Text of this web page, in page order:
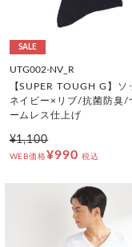
SALE
UTG002-NV_R
【SUPER TOUGH G】ソ
ネイビー×リブ/抗菌防臭/
ームレス仕上げ
¥1,100
WEB価格¥990 税込